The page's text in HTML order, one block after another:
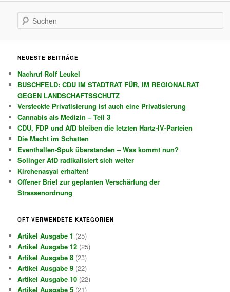
Suchen
NEUESTE BEITRÄGE
Nachruf Rolf Leukel
BUSCHFELD: CDU IM STADTRAT FÜR, IM REGIONALRAT
GEGEN LANDSCHAFTSSCHUTZ
Versteckte Privatisierung ist auch eine Privatisierung
Cannabis als Medizin – Teil 3
CDU, FDP und AfD bleiben die letzten Hartz-IV-Parteien
Die Macht im Schatten
Eventhallen-Spuk überstanden – Was kommt nun?
Solinger AfD radikalisiert sich weiter
Kirchenasyal erhalten!
Offener Brief zur geplanten Verschärfung der
Strassenordnung
OFT VERWENDETE KATEGORIEN
Artikel Ausgabe 1 (25)
Artikel Ausgabe 12 (25)
Artikel Ausgabe 8 (23)
Artikel Ausgabe 9 (22)
Artikel Ausgabe 10 (22)
Artikel Ausgabe 5 (21)